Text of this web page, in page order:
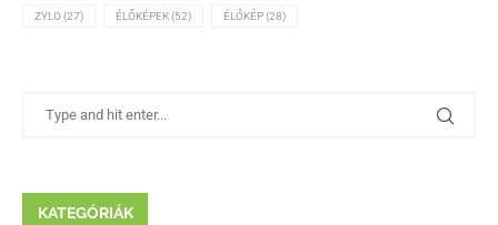
ZYLO(27) ÉLŐKÉPEK(52) ÉLŐKÉP(28)
KATEGÓRIÁK